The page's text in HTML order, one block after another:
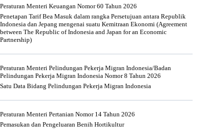
Peraturan Menteri Keuangan Nomor 60 Tahun 2026
Penetapan Tarif Bea Masuk dalam rangka Persetujuan antara Republik
Indonesia dan Jepang mengenai suatu Kemitraan Ekonomi (Agreement
between The Republic of Indonesia and Japan for an Economic
Partnership)
Peraturan Menteri Pelindungan Pekerja Migran Indonesia/Badan
Pelindungan Pekerja Migran Indonesia Nomor 8 Tahun 2026
Satu Data Bidang Pelindungan Pekerja Migran Indonesia
Peraturan Menteri Pertanian Nomor 14 Tahun 2026
Pemasukan dan Pengeluaran Benih Hortikultur